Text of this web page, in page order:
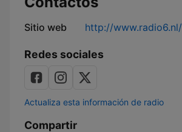
Sitio web http://www.radio6.nl/
Redes sociales
Actualiza esta información de radio
Compartir